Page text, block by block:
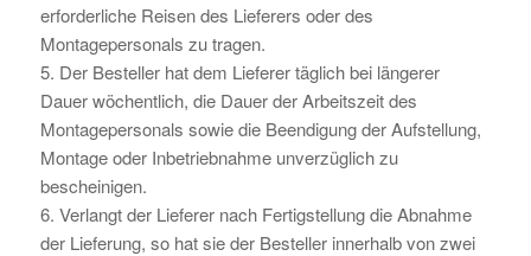
erforderliche Reisen des Lieferers oder des
Montagepersonals zu tragen.
5. Der Besteller hat dem Lieferer täglich bei längerer
Dauer wöchentlich, die Dauer der Arbeitszeit des
Montagepersonals sowie die Beendigung der Aufstellung,
Montage oder Inbetriebnahme unverzüglich zu
bescheinigen.
6. Verlangt der Lieferer nach Fertigstellung die Abnahme
der Lieferung, so hat sie der Besteller innerhalb von zwei